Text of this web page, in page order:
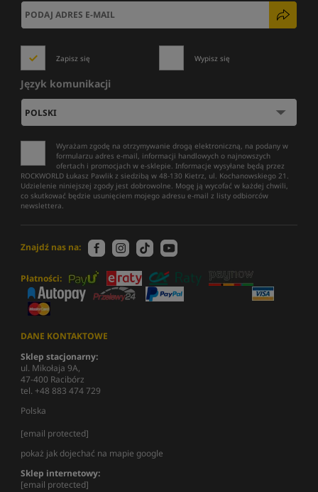
Zapisz się Wypisz się
Język komunikacji
Wyrażam zgodę na otrzymywanie drogą elektroniczną, na podany w
formularzu adres e-mail, informacji handlowych o najnowszych
ofertach i promocjach w e-sklepie. Informacje wysyłane będą przez
ROCKWORLD Łukasz Pawlik z siedzibą w 48-130 Kietrz, ul. Kochanowskiego 21.
Udzielenie niniejszej zgody jest dobrowolne. Mogę ją wycofać w każdej chwili,
co skutkować będzie usunięciem mojego adresu e-mail z listy odbiorców
newslettera.
Znajdź nas na:
Płatności:
DANE KONTAKTOWE
Sklep stacjonarny:
ul. Mikołaja 9A,
47-400 Racibórz
tel. +48 883 474 729
Polska
[email protected]
pokaż jak dojechać na mapie google
Sklep internetowy:
[email protected]